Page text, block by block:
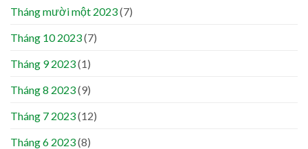
Tháng mười một 2023(7)
Tháng 10 2023(7)
Tháng 9 2023(1)
Tháng 8 2023(9)
Tháng 7 2023(12)
Tháng 6 2023(8)